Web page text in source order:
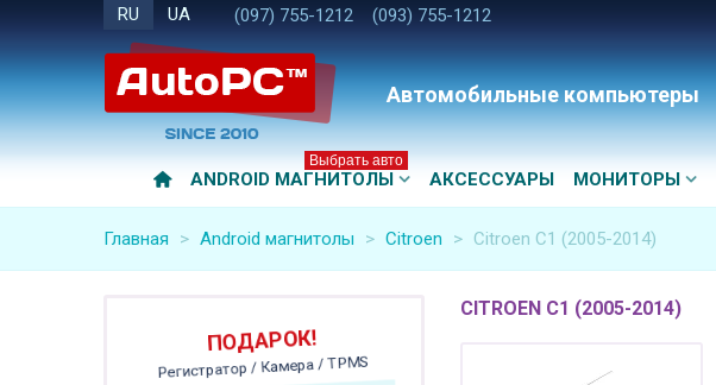
RU UA (097) 755-1212 (093) 755-1212
Автомобильные компьютеры
ANDROID МАГНИТОЛЫ
Выбрать авто
АКСЕССУАРЫ МОНИТОРЫ
Главная > Android магнитолы > Citroen > Citroen C1 (2005-2014)
ПОДАРОК!
Регистратор / Камера / TPMS
CITROEN C1 (2005-2014)